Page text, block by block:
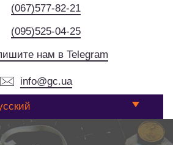
(067)577-82-21
(095)525-04-25
нам в Telegram
info@gc.ua